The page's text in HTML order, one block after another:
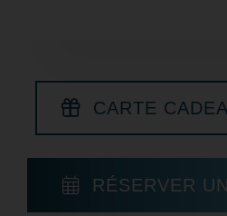
CARTE
RÉSERVER